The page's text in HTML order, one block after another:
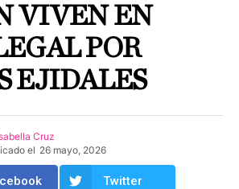
VIVEN EN
POR
EJIDALES
Cruz
el 26 mayo, 2026
Twitter